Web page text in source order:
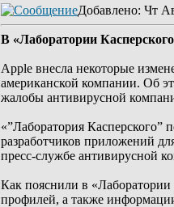
Добавлено: Чт
В «Лаборатории
Apple внесла некоторые
американской компании. Об
жалобы антивирусной
«”Лаборатория Касперского”
разработчиков приложений
пресс-службе антивирусной
Как пояснили в «Лаборатории
профилей, а также